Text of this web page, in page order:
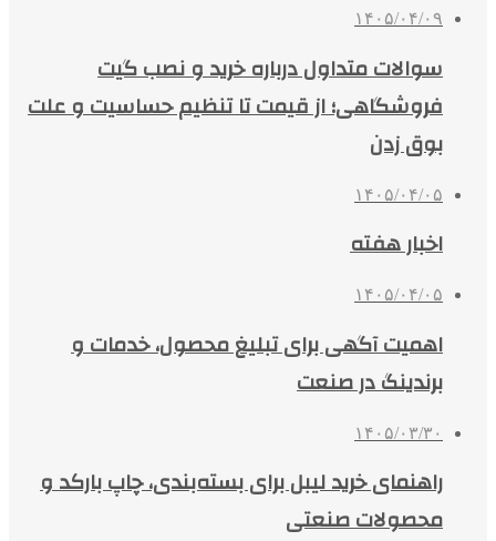
۱۴۰۵/۰۴/۰۹
سوالات متداول درباره خرید و نصب گیت
فروشگاهی؛ از قیمت تا تنظیم حساسیت و علت
بوق زدن
۱۴۰۵/۰۴/۰۵
اخبار هفته
۱۴۰۵/۰۴/۰۵
اهمیت آگهی برای تبلیغ محصول، خدمات و
برندینگ در صنعت
۱۴۰۵/۰۳/۳۰
راهنمای خرید لیبل برای بسته‌بندی، چاپ بارکد و
محصولات صنعتی